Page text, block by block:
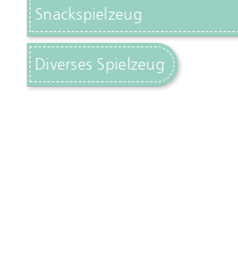
Snackspielzeug
Diverses Spielzeug